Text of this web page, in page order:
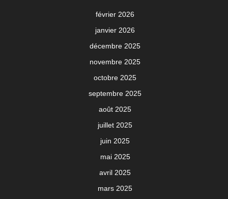
février 2026
janvier 2026
décembre 2025
novembre 2025
octobre 2025
septembre 2025
août 2025
juillet 2025
juin 2025
mai 2025
avril 2025
mars 2025